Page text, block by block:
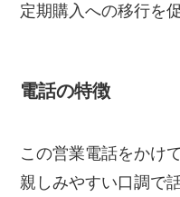
定期購入への移行を
電話の特徴
この営業電話をかけ
親しみやすい口調で